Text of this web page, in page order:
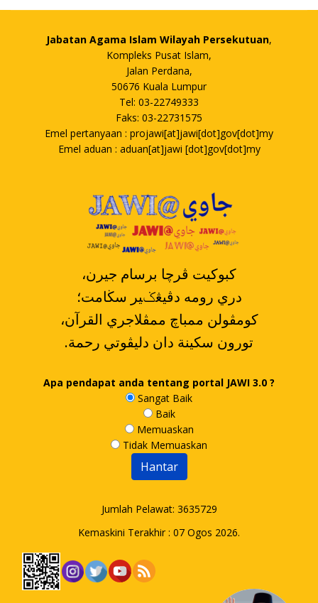
Jabatan Agama Islam Wilayah Persekutuan,
Kompleks Pusat Islam,
Jalan Perdana,
50676 Kuala Lumpur
Tel: 03-22749333
Faks: 03-22731575
Emel pertanyaan : projawi[at]jawi[dot]gov[dot]my
Emel aduan : aduan[at]jawi [dot]gov[dot]my
،کبوکيت ڤرچا برسام جيرن
دري رومه دڤيڠݢير سڬامت؛
،کومڤولن ممباچ ممڤلاجري القرآن
.تورون سکينة دان دليڤوتي رحمة
Apa pendapat anda tentang portal JAWI 3.0 ?
Sangat Baik
Baik
Memuaskan
Tidak Memuaskan
Jumlah Pelawat: 3635729
Kemaskini Terakhir : 07 Ogos 2026.